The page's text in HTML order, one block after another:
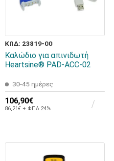
ΚΩΔ: 23819-00
Καλώδιο για απινιδωτή
Heartsine® PAD-ACC-02
30-45 ημέρες
106,90€
86,21€ + ΦΠΑ 24%